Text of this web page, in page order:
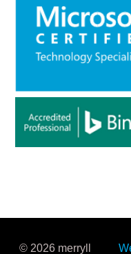
© 2026 merryll